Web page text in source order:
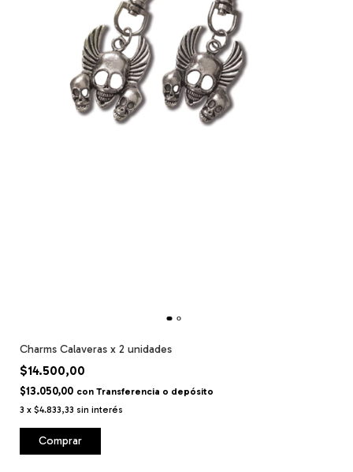
Charms Calaveras x 2 unidades
$14.500,00
$13.050,00 con Transferencia o depósito
3 x $4.833,33 sin interés